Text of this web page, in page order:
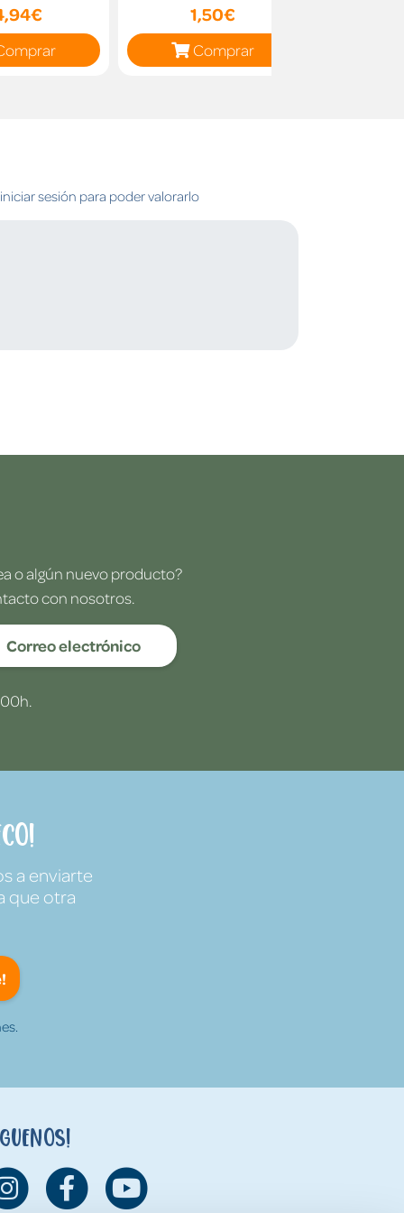
1,50€
Comprar
sesión para poder valorarlo
o algún nuevo producto?
con nosotros.
Correo electrónico
a enviarte
que otra